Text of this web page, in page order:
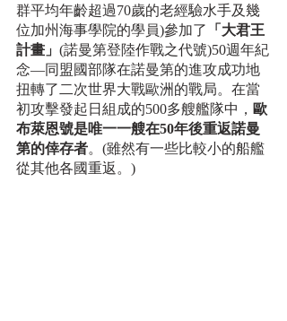
群平均年齡超過70歲的老經驗水手及幾
位加州海事學院的學員)參加了
「大君王
計畫」 (諾曼第登陸作戰之代號)50週年紀
念—同盟國部隊在諾曼第的進攻成功地
扭轉了二次世界大戰歐洲的戰局。在當
初攻擊發起日組成的500多艘艦隊中， 歐
布萊恩號是唯一一艘在50年後重返諾曼
第的倖存者。(雖然有一些比較小的船艦
從其他各國重返。)